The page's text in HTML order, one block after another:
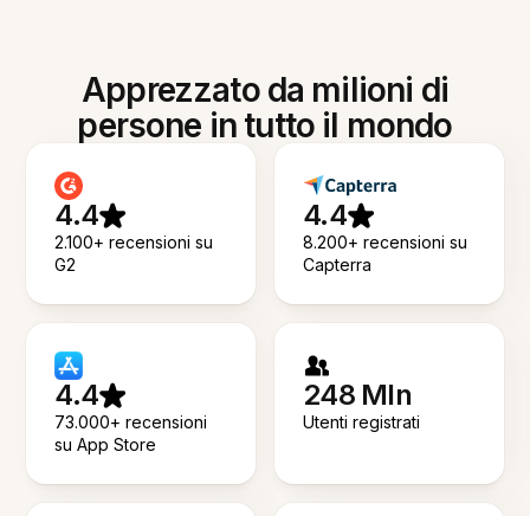
Apprezzato da milioni di
persone in tutto il mondo
4.4
2.100+ recensioni su
G2
4.4
8.200+ recensioni su
Capterra
4.4
73.000+ recensioni
su App Store
248 Mln
Utenti registrati